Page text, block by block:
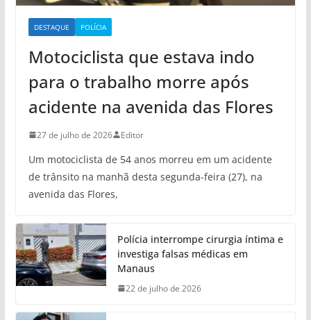
DESTAQUE POLÍCIA
Motociclista que estava indo
para o trabalho morre após
acidente na avenida das Flores
27 de julho de 2026 Editor
Um motociclista de 54 anos morreu em um acidente
de trânsito na manhã desta segunda-feira (27), na
avenida das Flores,
Polícia interrompe cirurgia íntima e
investiga falsas médicas em
Manaus
22 de julho de 2026